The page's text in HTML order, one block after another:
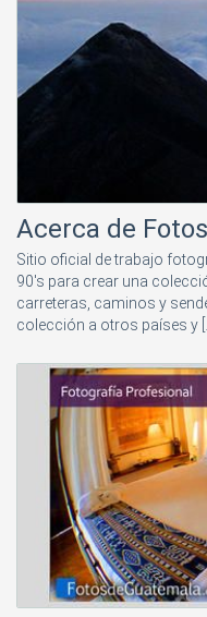
Acerca de
Sitio oficial de trabajo
90's para crear una
carreteras, caminos y
colección a otros países y